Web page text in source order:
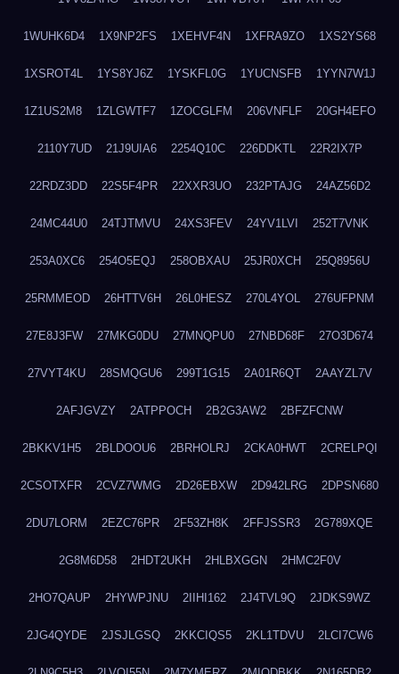
1WUHK6D4 1X9NP2FS 1XEHVF4N 1XFRA9ZO 1XS2YS68
1XSROT4L 1YS8YJ6Z 1YSKFL0G 1YUCNSFB 1YYN7W1J
1Z1US2M8 1ZLGWTF7 1ZOCGLFM 206VNFLF 20GH4EFO
2110Y7UD 21J9UIA6 2254Q10C 226DDKTL 22R2IX7P
22RDZ3DD 22S5F4PR 22XXR3UO 232PTAJG 24AZ56D2
24MC44U0 24TJTMVU 24XS3FEV 24YV1LVI 252T7VNK
253A0XC6 254O5EQJ 258OBXAU 25JR0XCH 25Q8956U
25RMMEOD 26HTTV6H 26L0HESZ 270L4YOL 276UFPNM
27E8J3FW 27MKG0DU 27MNQPU0 27NBD68F 27O3D674
27VYT4KU 28SMQGU6 299T1G15 2A01R6QT 2AAYZL7V
2AFJGVZY 2ATPPOCH 2B2G3AW2 2BFZFCNW
2BKKV1H5 2BLDOOU6 2BRHOLRJ 2CKA0HWT 2CRELPQI
2CSOTXFR 2CVZ7WMG 2D26EBXW 2D942LRG 2DPSN680
2DU7LORM 2EZC76PR 2F53ZH8K 2FFJSSR3 2G789XQE
2G8M6D58 2HDT2UKH 2HLBXGGN 2HMC2F0V
2HO7QAUP 2HYWPJNU 2IIHI162 2J4TVL9Q 2JDKS9WZ
2JG4QYDE 2JSJLGSQ 2KKCIQS5 2KL1TDVU 2LCI7CW6